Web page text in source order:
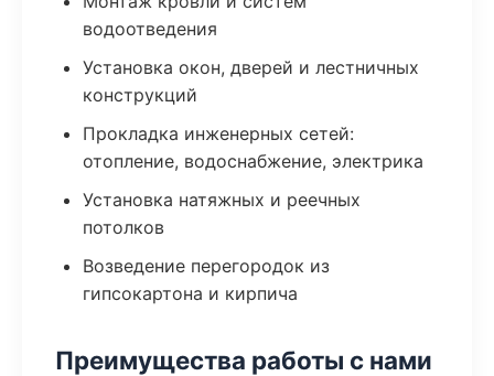
водоотведения
Установка окон, дверей и лестничных
конструкций
Прокладка инженерных сетей:
отопление, водоснабжение, электрика
Установка натяжных и реечных
потолков
Возведение перегородок из
гипсокартона и кирпича
Преимущества работы с нами